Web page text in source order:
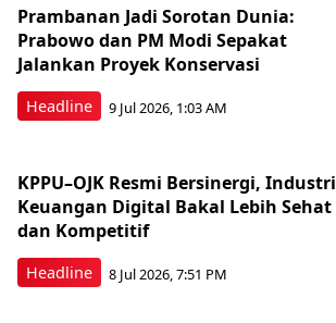
Headline
Prambanan Jadi Sorotan Dunia:
Prabowo dan PM Modi Sepakat
Jalankan Proyek Konservasi
9 Jul 2026, 1:03 AM
Headline
KPPU–OJK Resmi Bersinergi, Industri
Keuangan Digital Bakal Lebih Sehat
dan Kompetitif
8 Jul 2026, 7:51 PM